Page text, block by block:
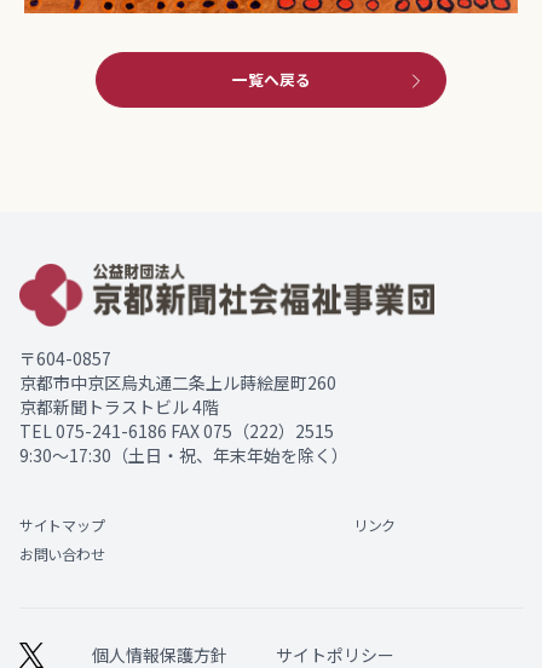
一覧へ戻る
〒604-0857
京都市中京区烏丸通二条上ル蒔絵屋町260
京都新聞トラストビル 4階
TEL075-241-6186 FAX 075（222）2515
9:30～17:30（土日・祝、年末年始を除く）
サイトマップ
リンク
お問い合わせ
個人情報保護方針 サイトポリシー